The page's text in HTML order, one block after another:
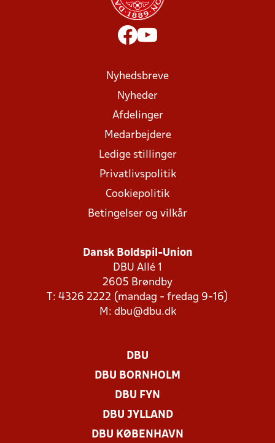
Nyhedsbreve
Nyheder
Afdelinger
Medarbejdere
Ledige stillinger
Privatlivspolitik
Cookiepolitik
Betingelser og vilkår
Dansk Boldspil-Union
DBU Allé 1
2605 Brøndby
T: 4326 2222 (mandag - fredag 9-16)
M: dbu@dbu.dk
DBU
DBU BORNHOLM
DBU FYN
DBU JYLLAND
DBU KØBENHAVN